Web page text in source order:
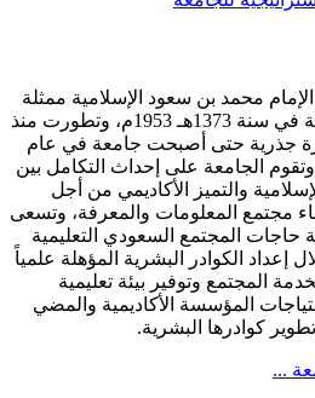
محمد بن سعود الإسلامية ممثلة
في كلية الشريعة في سنة 1373هـ 1953م، وتطورت منذ
جذرية حتى أصبحت جامعة في عام
- 1974م ، وتقوم الجامعة على إحداث التكامل بين
والتميز الأكاديمي من أجل
مجتمع المعلومات والمعرفة، وتسعى
حاجات المجتمع السعودي التعليمية
إعداد الكوادر البشرية المؤهلة علمياً
المجتمع وتوفير بيئة تعليمية
المؤسسة الأكاديمية والمضي
كوادرها البشرية.
...